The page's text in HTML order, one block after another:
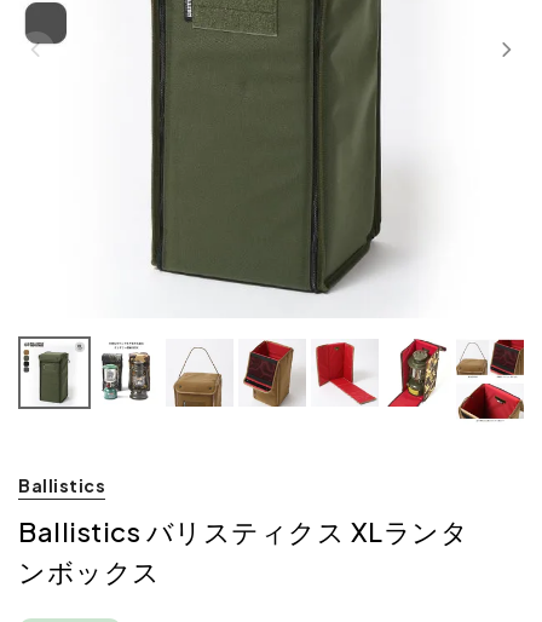
Ballistics
Ballistics バリスティクス XLランタ
ンボックス